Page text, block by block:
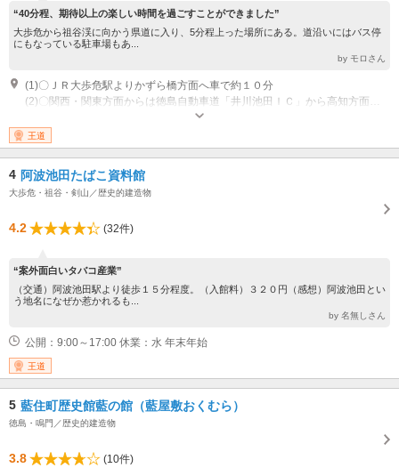
“40分程、期待以上の楽しい時間を過ごすことができました”
大歩危から祖谷渓に向かう県道に入り、5分程上った場所にある。道沿いにはバス停
にもなっている駐車場もあ...
by モロさん
(1)〇ＪＲ大歩危駅よりかずら橋方面へ車で約１０分
開館時間：9時～17時（3月～11月)・9時～16時（12月～2月） 休館：年中
無休 （臨時休館有り、Instagram/HPにてお知らせ）
王道
4 阿波池田たばこ資料館
大歩危・祖谷・剣山／歴史的建造物
4.2 (32件)
“案外面白いタバコ産業”
（交通）阿波池田駅より徒歩１５分程度。（入館料）３２０円（感想）阿波池田とい
う地名になぜか惹かれるも...
by 名無しさん
公開：9:00～17:00 休業：水 年末年始
王道
5 藍住町歴史館藍の館（藍屋敷おくむら）
徳島・鳴門／歴史的建造物
3.8
(10件)